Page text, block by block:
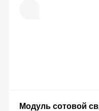
Модуль сотовой